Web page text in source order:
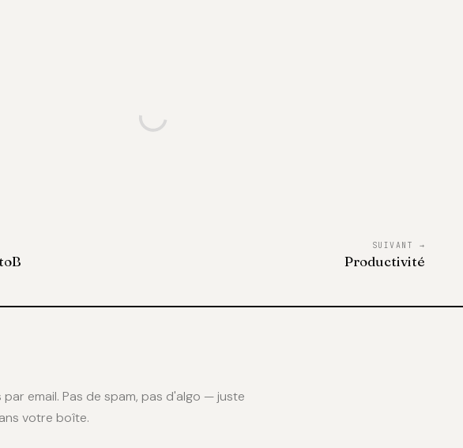
SUIVANT →
Productivité
par email. Pas de spam, pas d'algo — juste
votre boîte.